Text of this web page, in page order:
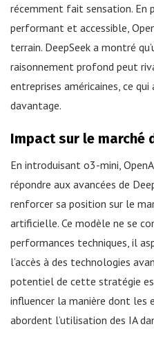
récemment fait sensation. En
performant et accessible,
terrain. DeepSeek a montré
raisonnement profond peut
entreprises américaines, ce
davantage.
Impact sur le marché
En introduisant o3-mini,
répondre aux avancées de
renforcer sa position sur le
artificielle. Ce modèle ne se
performances techniques, il
l’accès à des technologies
potentiel de cette stratégie
influencer la manière dont les
abordent l’utilisation des IA